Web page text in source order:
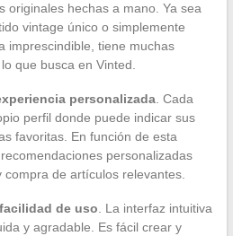
originales hechas a mano. Ya sea
vintage único o simplemente
imprescindible, tiene muchas
que busca en Vinted.
personalizada. Cada
perfil donde puede indicar sus
favoritas. En función de esta
personalizadas
compra de artículos relevantes.
facilidad de uso. La interfaz intuitiva
y agradable. Es fácil crear y